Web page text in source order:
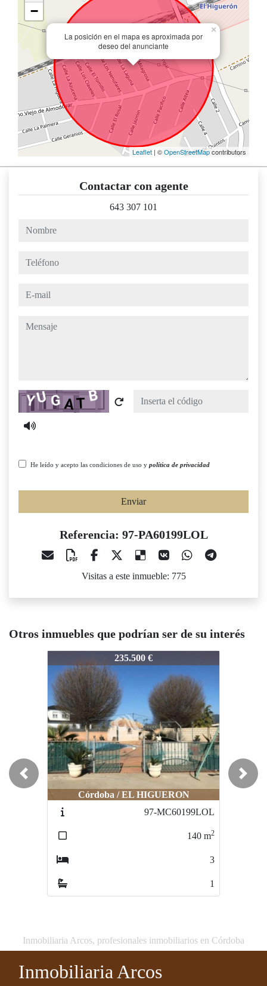
La posición en el mapa es aproximada por
deseo del anunciante
×
−
Leaflet | ©OpenStreetMapcontributors
Contactar con agente
643 307 101
nombre
teléfono
e-mail
mensaje
Captcha
He leído y acepto las condiciones de uso y política de privacidad
Enviar
Referencia: 97-PA60199LOL
Visitas a este inmueble: 775
Otros inmuebles que podrían ser de su interés
Córdoba / EL HIGUERON
97-MC60199LOL
97-PA60199LOL230.000 €
Córdoba / EL HIGUERON
85-PA6094_copia
842m
Previous Next
Inmobiliaria Arcos, profesionales inmobiliarios en Córdoba
Inmobiliaria Arcos